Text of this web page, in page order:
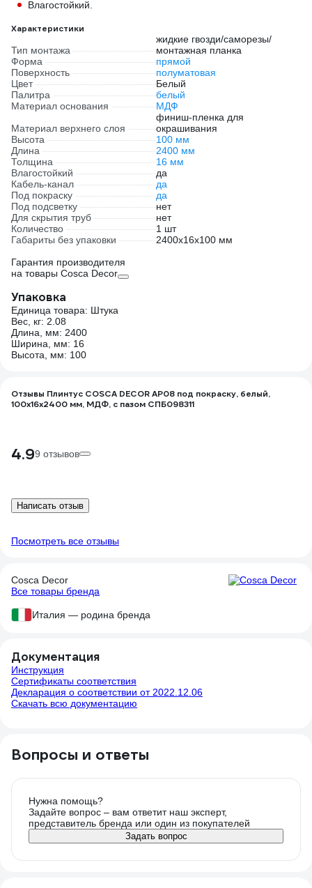
Влагостойкий.
Характеристики
Тип монтажа
жидкие гвозди/саморезы/
монтажная планка
Форма
прямой
Поверхность
полуматовая
Цвет
Белый
Палитра
белый
Материал основания
МДФ
Материал верхнего слоя
финиш-пленка для
окрашивания
Высота
100 мм
Длина
2400 мм
Толщина
16 мм
Влагостойкий
да
Кабель-канал
да
Под покраску
да
Под подсветку
нет
Для скрытия труб
нет
Количество
1 шт
Габариты без упаковки
2400х16х100 мм
Гарантия производителя
на товары Cosca Decor
Упаковка
Единица товара: Штука
Вес, кг: 2.08
Длина, мм: 2400
Ширина, мм: 16
Высота, мм: 100
Отзывы Плинтус COSCA DECOR AP08 под покраску, белый,
100x16x2400 мм, МДФ, с пазом СПБ098311
4.99 отзывов
Написать отзыв
Посмотреть все отзывы
Cosca Decor
Все товары бренда
Италия — родина бренда
Документация
Инструкция
Сертификаты соответствия
Декларация о соответствии от 2022.12.06
Скачать всю документацию
Вопросы и ответы
Нужна помощь?
Задайте вопрос – вам ответит наш эксперт,
представитель бренда или один из покупателей
Задать вопрос